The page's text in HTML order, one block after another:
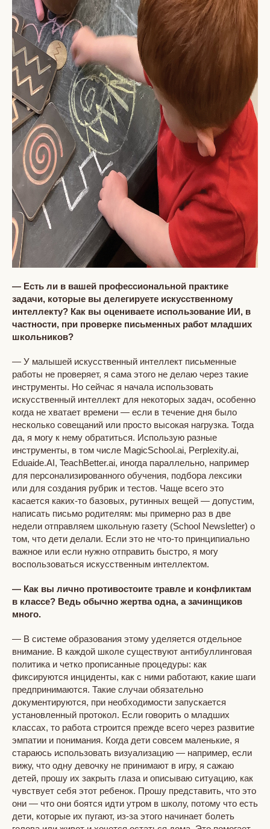
— Есть ли в вашей профессиональной практике
задачи, которые вы делегируете искусственному
интеллекту? Как вы оцениваете использование ИИ, в
частности, при проверке письменных работ младших
школьников?
— У малышей искусственный интеллект письменные
работы не проверяет, я сама этого не делаю через такие
инструменты. Но сейчас я начала использовать
искусственный интеллект для некоторых задач, особенно
когда не хватает времени — если в течение дня было
несколько совещаний или просто высокая нагрузка. Тогда
да, я могу к нему обратиться. Использую разные
инструменты, в том числе MagicSchool.ai, Perplexity.ai,
Eduaide.AI, TeachBetter.ai, иногда параллельно, например
для персонализированного обучения, подбора лексики
или для создания рубрик и тестов. Чаще всего это
касается каких-то базовых, рутинных вещей — допустим,
написать письмо родителям: мы примерно раз в две
недели отправляем школьную газету (School Newsletter) о
том, что дети делали. Если это не что-то принципиально
важное или если нужно отправить быстро, я могу
воспользоваться искусственным интеллектом.
— Как вы лично противостоите травле и конфликтам
в классе? Ведь обычно жертва одна, а зачинщиков
много.
— В системе образования этому уделяется отдельное
внимание. В каждой школе существуют антибуллинговая
политика и четко прописанные процедуры: как
фиксируются инциденты, как с ними работают, какие шаги
предпринимаются. Такие случаи обязательно
документируются, при необходимости запускается
установленный протокол. Если говорить о младших
классах, то работа строится прежде всего через развитие
эмпатии и понимания. Когда дети совсем маленькие, я
стараюсь использовать визуализацию — например, если
вижу, что одну девочку не принимают в игру, я сажаю
детей, прошу их закрыть глаза и описываю ситуацию, как
чувствует себя этот ребенок. Прошу представить, что это
они — что они боятся идти утром в школу, потому что есть
дети, которые их пугают, из-за этого начинает болеть